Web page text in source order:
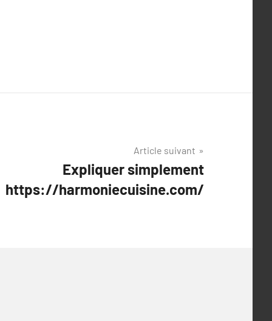
Article suivant
Expliquer simplement
https://harmoniecuisine.com/